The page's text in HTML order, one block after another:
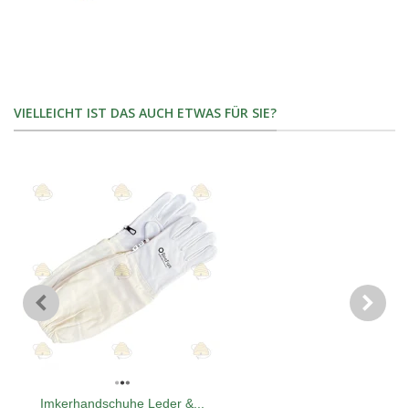
VIELLEICHT IST DAS AUCH ETWAS FÜR SIE?
Imkerhandschuhe Leder &...